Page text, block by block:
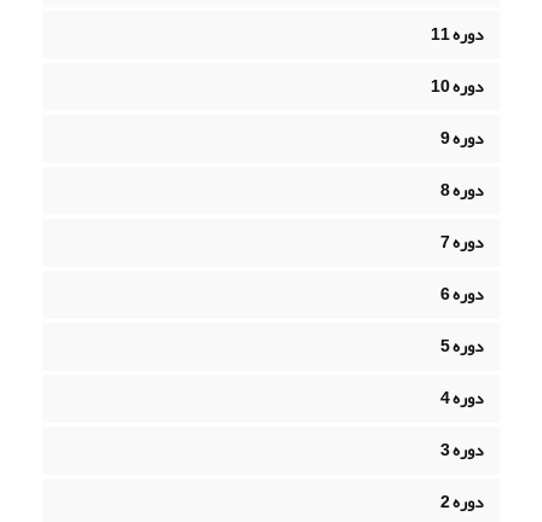
دوره 11
دوره 10
دوره 9
دوره 8
دوره 7
دوره 6
دوره 5
دوره 4
دوره 3
دوره 2